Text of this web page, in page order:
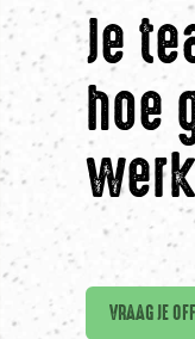
Je
hoe
VRAAG JE